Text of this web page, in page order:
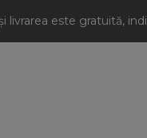
livrarea este gratuită,